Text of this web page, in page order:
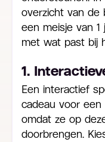
overzicht van de
een meisje van 1
met wat past bij
1.
Een interactief
cadeau voor een
omdat ze op
doorbrengen.